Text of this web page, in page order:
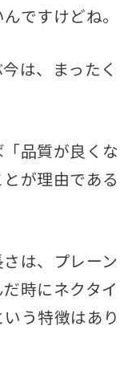
ですけどね。
は、まったく
品質が良くな
が理由である
は、プレーン
時にネクタイ
う特徴はあり